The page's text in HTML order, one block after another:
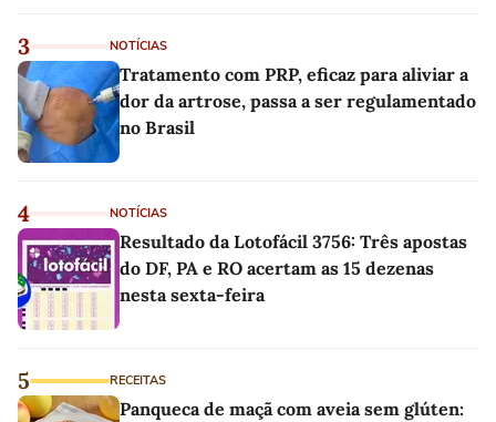
3 NOTÍCIAS
Tratamento com PRP, eficaz para aliviar a
dor da artrose, passa a ser regulamentado
no Brasil
4 NOTÍCIAS
Resultado da Lotofácil 3756: Três apostas
do DF, PA e RO acertam as 15 dezenas
nesta sexta-feira
5 RECEITAS
Panqueca de maçã com aveia sem glúten: